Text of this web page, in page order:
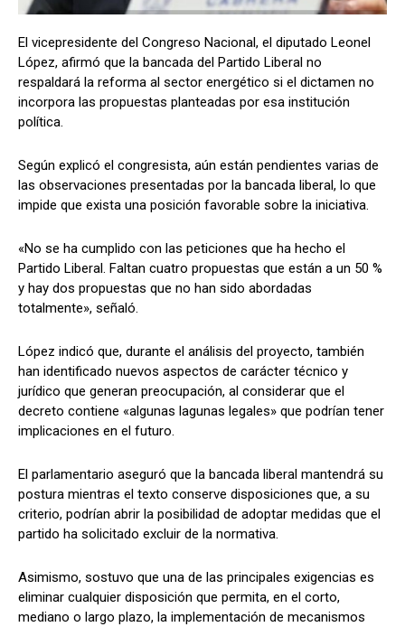
Comparta
Facebook X WhatsApp
Síganos
Comparta
Facebook X WhatsApp
Síganos
El vicepresidente del Congreso Nacional, el diputado Leonel
López, afirmó que la bancada del Partido Liberal no
respaldará la reforma al sector energético si el dictamen no
incorpora las propuestas planteadas por esa institución
política.
Según explicó el congresista, aún están pendientes varias de
las observaciones presentadas por la bancada liberal, lo que
impide que exista una posición favorable sobre la iniciativa.
«No se ha cumplido con las peticiones que ha hecho el
Partido Liberal. Faltan cuatro propuestas que están a un 50 %
y hay dos propuestas que no han sido abordadas
totalmente», señaló.
López indicó que, durante el análisis del proyecto, también
han identificado nuevos aspectos de carácter técnico y
jurídico que generan preocupación, al considerar que el
decreto contiene «algunas lagunas legales» que podrían tener
implicaciones en el futuro.
El parlamentario aseguró que la bancada liberal mantendrá su
postura mientras el texto conserve disposiciones que, a su
criterio, podrían abrir la posibilidad de adoptar medidas que el
partido ha solicitado excluir de la normativa.
Asimismo, sostuvo que una de las principales exigencias es
eliminar cualquier disposición que permita, en el corto,
mediano o largo plazo, la implementación de mecanismos